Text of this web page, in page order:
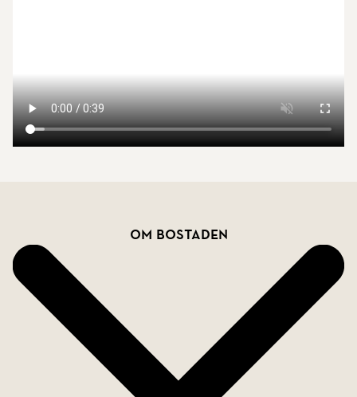
På tomten, som är en charmig naturtomt med
klippor och grönska, finns även en fin gäststuga
med trägolv och ljusa väggar (idealisk för
övernattande gäster). På tomten finns även en
Detta är ett unikt tillfälle att förvärva ett havsnära
fritidsboende i genuin miljö, med stor potential och
ett fantastiskt läge. Båtplats som tillhör fastigheten
är bara en kort bit bort. Välkommen att uppleva
känslan på plats.
Fredöns närhet till både Nyköping och Oxelösund
Om bostaden